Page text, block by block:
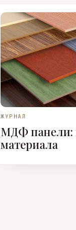
ЖУРНАЛ
МДФ
материала